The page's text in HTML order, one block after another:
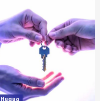
Huquq